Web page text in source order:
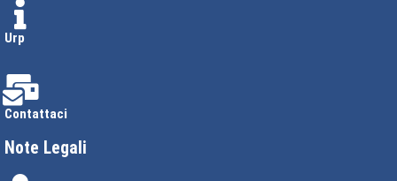
Urp
Contattaci
Note Legali